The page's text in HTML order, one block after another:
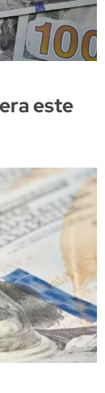
este